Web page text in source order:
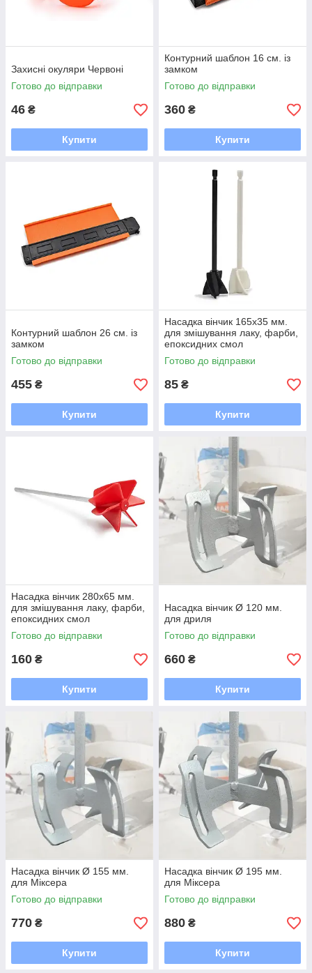
Захисні окуляри Червоні
Готово до відправки
46 ₴
Купити
Контурний шаблон 16 см. із
замком
Готово до відправки
360 ₴
Купити
Контурний шаблон 26 см. із
замком
Готово до відправки
455 ₴
Купити
Насадка вінчик 165х35 мм.
для змішування лаку, фарби,
епоксидних смол
Готово до відправки
85 ₴
Купити
Насадка вінчик 280х65 мм.
для змішування лаку, фарби,
епоксидних смол
Готово до відправки
160 ₴
Купити
Насадка вінчик Ø 120 мм.
для дриля
Готово до відправки
660 ₴
Купити
Насадка вінчик Ø 155 мм.
для Міксера
Готово до відправки
770 ₴
Купити
Насадка вінчик Ø 195 мм.
для Міксера
Готово до відправки
880 ₴
Купити